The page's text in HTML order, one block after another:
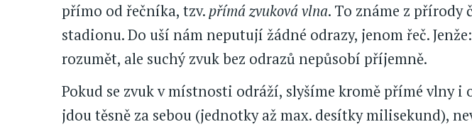
přímo od řečníka, tzv.přímá zvuková vlna. To známe z přírody
stadionu. Do uší nám neputují žádné odrazy, jenom řeč.
rozumět, ale suchý zvuk bez odrazů nepůsobí příjemně.
Pokud se zvuk v místnosti odráží, slyšíme kromě přímé vlny i
jdou těsně za sebou (jednotky až max. desítky milisekund),